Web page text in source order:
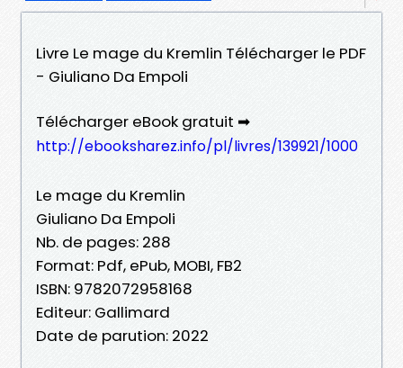
Livre Le mage du Kremlin Télécharger le PDF
- Giuliano Da Empoli
Télécharger eBook gratuit ➡
http://ebooksharez.info/pl/livres/139921/1000
Le mage du Kremlin
Giuliano Da Empoli
Nb. de pages: 288
Format: Pdf, ePub, MOBI, FB2
ISBN: 9782072958168
Editeur: Gallimard
Date de parution: 2022